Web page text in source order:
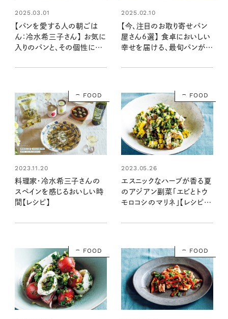
2025.03.01
【パンを愛する人の朝ごは
ん：冷水希三子さん】 お気に
入りのパンと、その個性に合
2025.02.10
【今、注目のお取り寄せパン
屋さん6選】 食卓においしい
幸せを届ける、最旬パンが大
FOOD
2023.11.20
料理家・冷水希三子さんの
スペインを感じるおいしい時
間【レシピ】
FOOD
2023.05.26
エスニックなハーブが香る夏
のアジアン副菜「エビとトウ
モロコシのマリネ」【レシピ・
FOOD FOOD